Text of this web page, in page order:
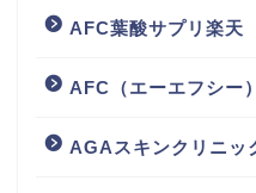
AFC葉酸サプリ楽天
AFC（エーエフシー
AGAスキンクリニッ